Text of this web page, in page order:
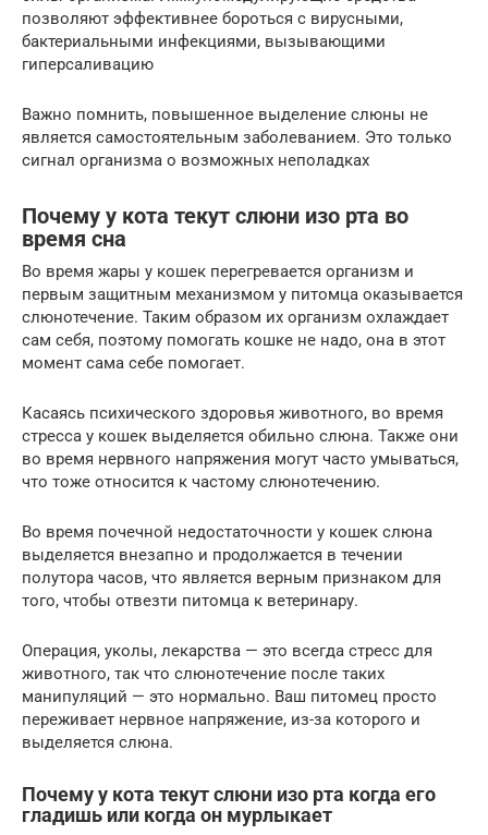
позволяют эффективнее бороться с вирусными,
бактериальными инфекциями, вызывающими
гиперсаливацию
Важно помнить, повышенное выделение слюны не
является самостоятельным заболеванием. Это только
сигнал организма о возможных неполадках
Почему у кота текут слюни изо рта во
время сна
Во время жары у кошек перегревается организм и
первым защитным механизмом у питомца оказывается
слюнотечение. Таким образом их организм охлаждает
сам себя, поэтому помогать кошке не надо, она в этот
момент сама себе помогает.
Касаясь психического здоровья животного, во время
стресса у кошек выделяется обильно слюна. Также они
во время нервного напряжения могут часто умываться,
что тоже относится к частому слюнотечению.
Во время почечной недостаточности у кошек слюна
выделяется внезапно и продолжается в течении
полутора часов, что является верным признаком для
того, чтобы отвезти питомца к ветеринару.
Операция, уколы, лекарства — это всегда стресс для
животного, так что слюнотечение после таких
манипуляций — это нормально. Ваш питомец просто
переживает нервное напряжение, из-за которого и
выделяется слюна.
Почему у кота текут слюни изо рта когда его
гладишь или когда он мурлыкает